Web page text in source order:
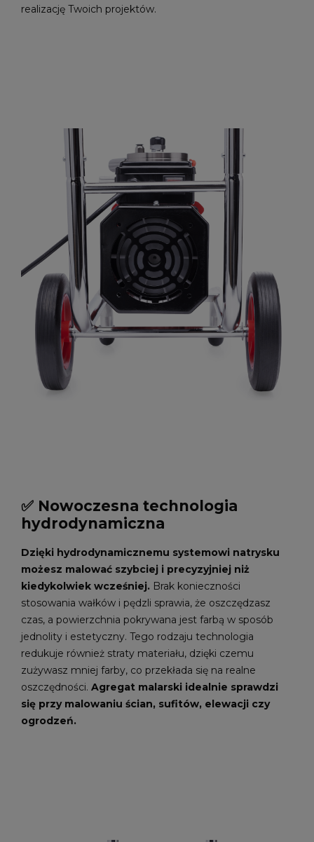
realizację Twoich projektów.
✅ Nowoczesna technologia
hydrodynamiczna
Dzięki hydrodynamicznemu systemowi natrysku
możesz malować szybciej i precyzyjniej niż
kiedykolwiek wcześniej. Brak konieczności
stosowania wałków i pędzli sprawia, że oszczędzasz
czas, a powierzchnia pokrywana jest farbą w sposób
jednolity i estetyczny. Tego rodzaju technologia
redukuje również straty materiału, dzięki czemu
zużywasz mniej farby, co przekłada się na realne
oszczędności. Agregat malarski idealnie sprawdzi
się przy malowaniu ścian, sufitów, elewacji czy
ogrodzeń.